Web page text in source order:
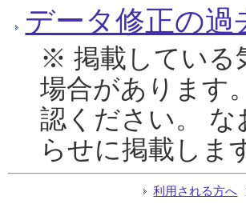
データ修正の
※ 掲載している
場合があります
認ください。 な
らせに掲載しま
利用される方へ